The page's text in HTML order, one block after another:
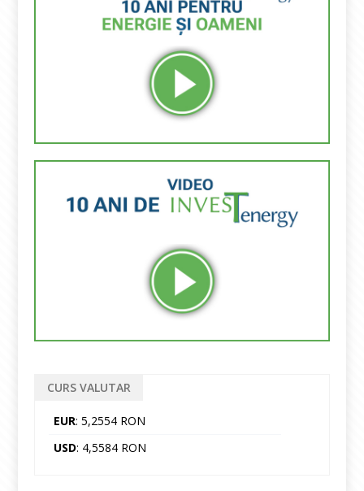
CURS VALUTAR
EUR: 5,2554 RON
USD: 4,5584 RON